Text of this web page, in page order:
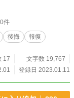
たのか知ろうとして
記だった。
件
後悔 報復
17
文字数 19,767
登録日 2023.01.11